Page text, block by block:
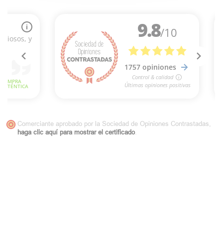
Comerciante aprobado por la Sociedad de Opiniones Contrastadas,
haga clic aquí para mostrar el certificado.